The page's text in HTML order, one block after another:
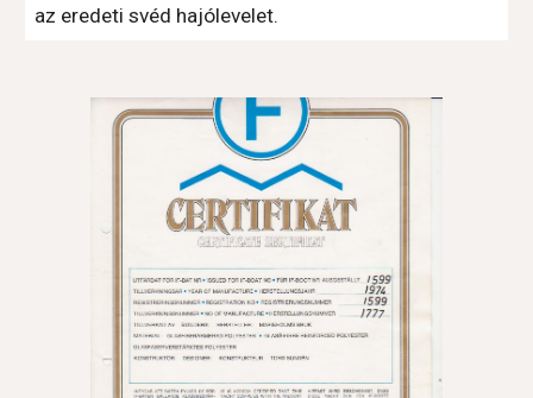
az eredeti svéd hajólevelet.